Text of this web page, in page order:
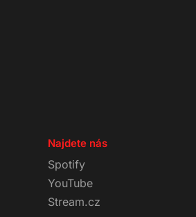
Najdete nás
Spotify
YouTube
Stream.cz